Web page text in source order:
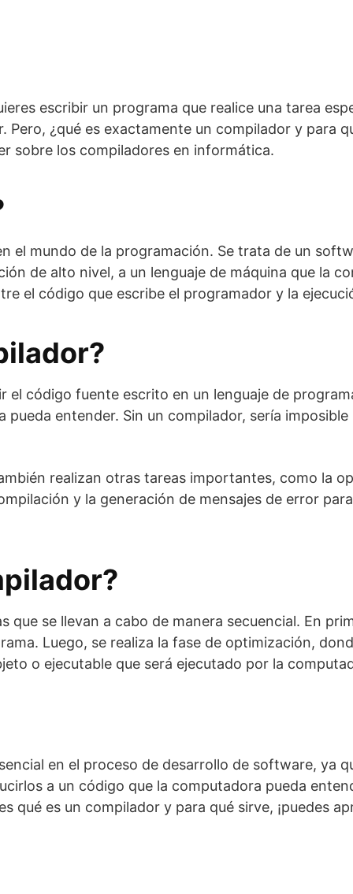
escribir un programa que realice una tarea
¿qué es exactamente un compilador y para
sobre los compiladores en informática.
el mundo de la programación. Se trata de un
de alto nivel, a un lenguaje de máquina que la
el código que escribe el programador y la
código fuente escrito en un lenguaje de
entender. Sin un compilador, sería
realizan otras tareas importantes, como la
y la generación de mensajes de error
que se llevan a cabo de manera secuencial. En
Luego, se realiza la fase de optimización,
o ejecutable que será ejecutado por la
en el proceso de desarrollo de software, ya
a un código que la computadora pueda
qué es un compilador y para qué sirve, ¡puedes